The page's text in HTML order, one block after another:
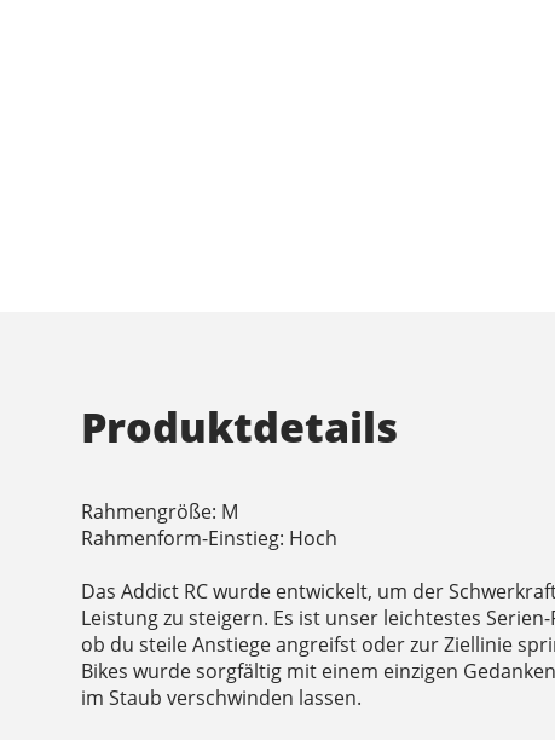
Produktdetails
Rahmengröße: M
Rahmenform-Einstieg: Hoch
Das Addict RC wurde entwickelt, um der
Leistung zu steigern. Es ist unser leichtestes
ob du steile Anstiege angreifst oder zur Ziellinie
Bikes wurde sorgfältig mit einem einzigen
im Staub verschwinden lassen.